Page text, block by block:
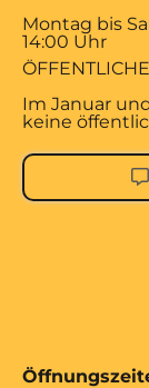
Montag bis
14:00 Uhr
Im Januar
keine